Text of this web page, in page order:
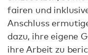
fairen und
Anschluss
dazu, ihre eigene
ihre Arbeit zu